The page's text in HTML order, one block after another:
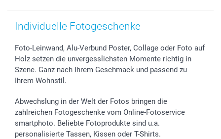
smartbonus
Individuelle Fotogeschenke
Foto-Leinwand, Alu-Verbund Poster, Collage oder Foto auf
Holz setzen die unvergesslichsten Momente richtig in
Szene. Ganz nach Ihrem Geschmack und passend zu
Ihrem Wohnstil.
Abwechslung in der Welt der Fotos bringen die
zahlreichen Fotogeschenke vom Online-Fotoservice
smartphoto. Beliebte Fotoprodukte sind u.a.
personalisierte Tassen, Kissen oder T-Shirts.